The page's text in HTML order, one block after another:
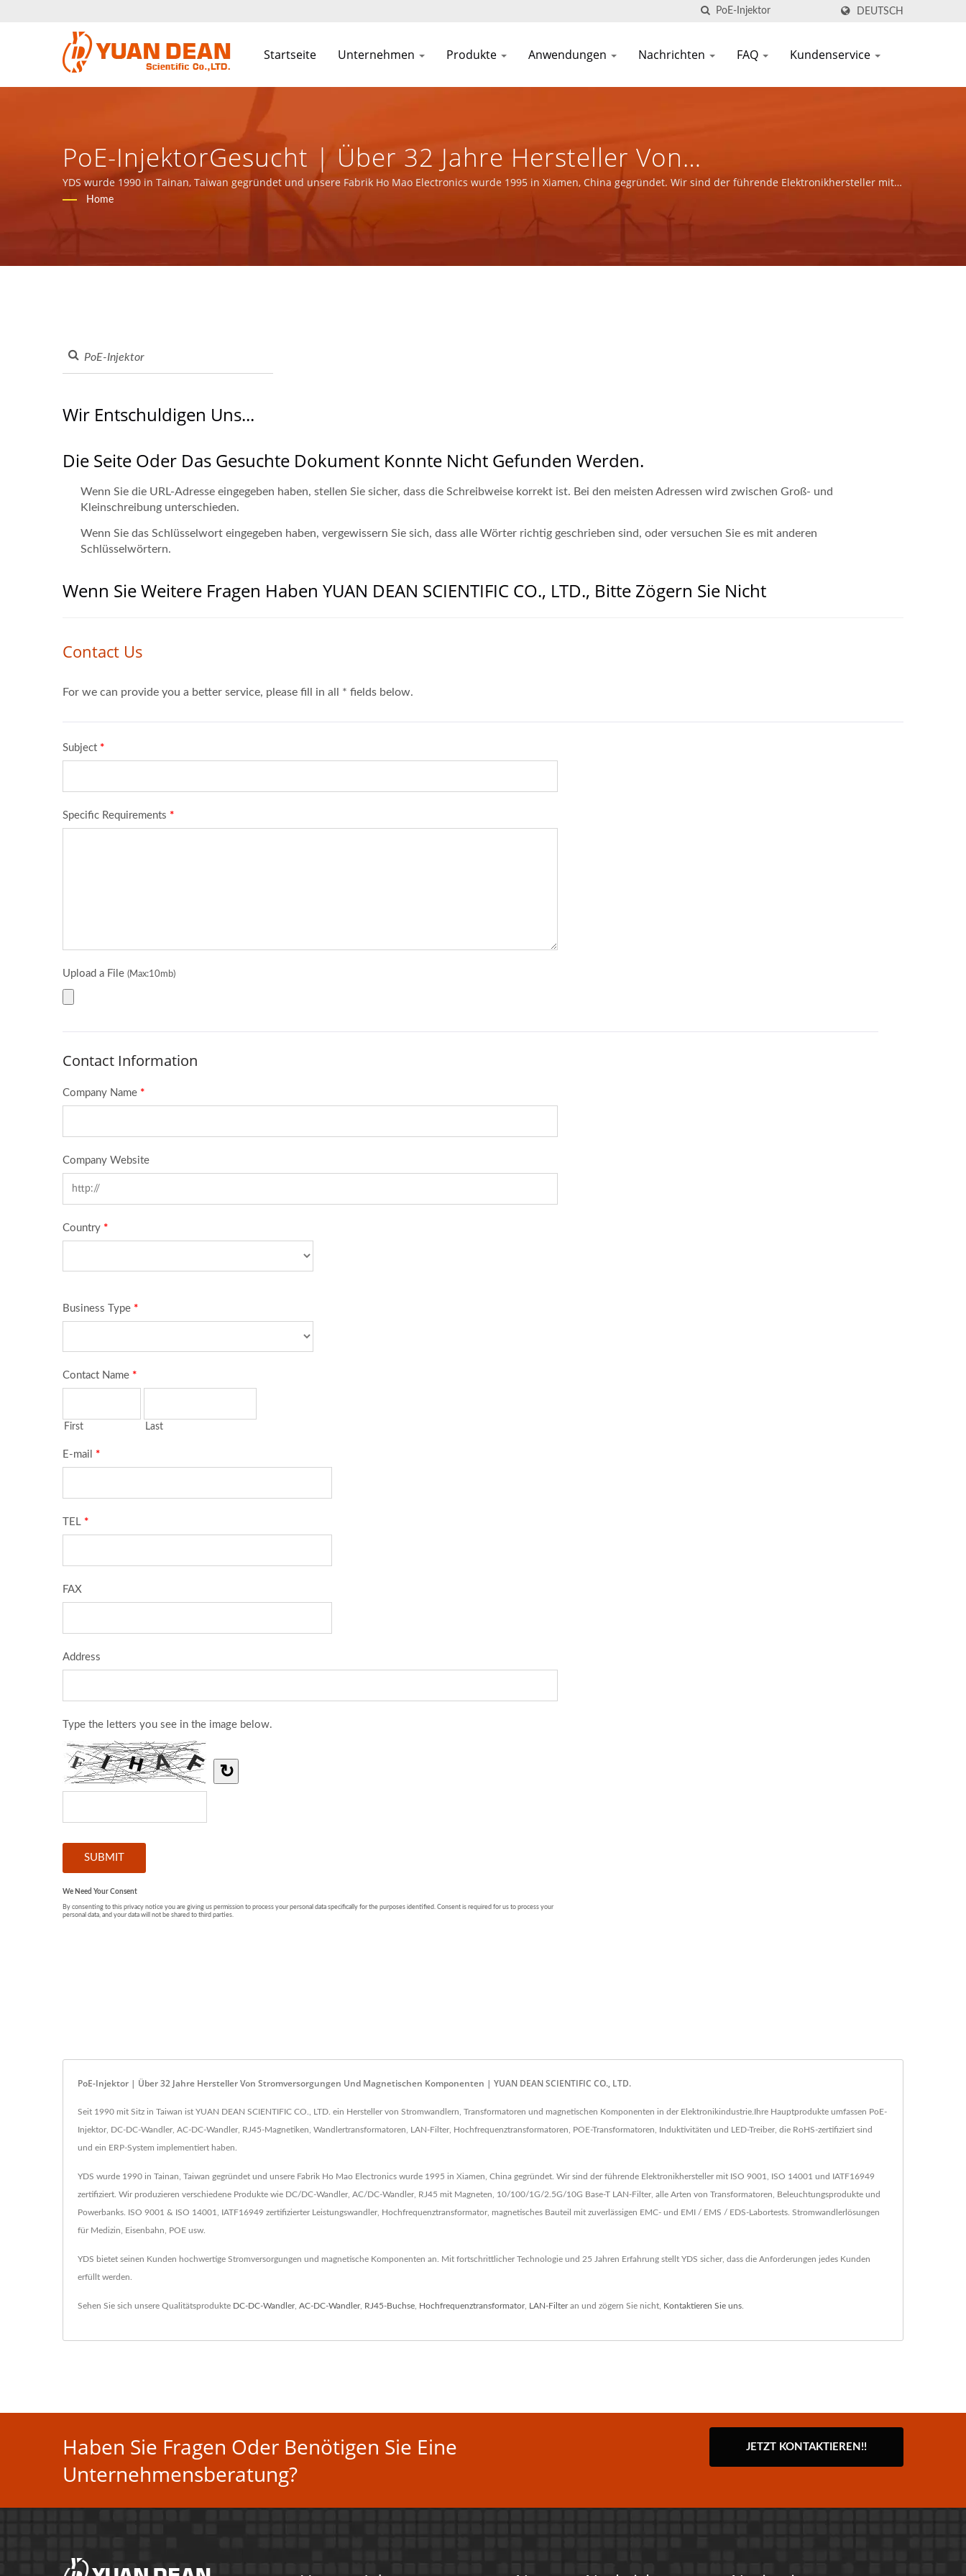
DEUTSCH
Startseite Unternehmen Produkte Anwendungen Nachrichten FAQ Kundenservice
PoE-InjektorGesucht | Über 32 Jahre Hersteller Von
Stromversorgungen Und Magnetischen Komponenten | YUAN DEAN
SCIENTIFIC CO., LTD.
YDS wurde 1990 in Tainan, Taiwan gegründet und unsere Fabrik Ho Mao Electronics wurde 1995 in Xiamen, China gegründet. Wir sind der führende Elektronikhersteller mit
ISO 9001, ISO 14001 und IATF16949 Zertifizierung.
Home
Wir Entschuldigen Uns...
Die Seite Oder Das Gesuchte Dokument Konnte Nicht Gefunden Werden.
Wenn Sie die URL-Adresse eingegeben haben, stellen Sie sicher, dass die Schreibweise korrekt ist. Bei den meisten Adressen wird zwischen Groß- und
Kleinschreibung unterschieden.
Wenn Sie das Schlüsselwort eingegeben haben, vergewissern Sie sich, dass alle Wörter richtig geschrieben sind, oder versuchen Sie es mit anderen
Schlüsselwörtern.
Wenn Sie Weitere Fragen Haben YUAN DEAN SCIENTIFIC CO., LTD., Bitte Zögern Sie Nicht
PoE-Injektor | Über 32 Jahre Hersteller Von Stromversorgungen Und Magnetischen Komponenten | YUAN DEAN SCIENTIFIC CO., LTD.
Seit 1990 mit Sitz in Taiwan ist YUAN DEAN SCIENTIFIC CO., LTD. ein Hersteller von Stromwandlern, Transformatoren und magnetischen Komponenten in der Elektronikindustrie.Ihre Hauptprodukte umfassen PoE-
Injektor, DC-DC-Wandler, AC-DC-Wandler, RJ45-Magnetiken, Wandlertransformatoren, LAN-Filter, Hochfrequenztransformatoren, POE-Transformatoren, Induktivitäten und LED-Treiber, die RoHS-zertifiziert sind
und ein ERP-System implementiert haben.
YDS wurde 1990 in Tainan, Taiwan gegründet und unsere Fabrik Ho Mao Electronics wurde 1995 in Xiamen, China gegründet. Wir sind der führende Elektronikhersteller mit ISO 9001, ISO 14001 und IATF16949
zertifiziert. Wir produzieren verschiedene Produkte wie DC/DC-Wandler, AC/DC-Wandler, RJ45 mit Magneten, 10/100/1G/2.5G/10G Base-T LAN-Filter, alle Arten von Transformatoren, Beleuchtungsprodukte und
Powerbanks. ISO 9001 & ISO 14001, IATF16949 zertifizierter Leistungswandler, Hochfrequenztransformator, magnetisches Bauteil mit zuverlässigen EMC- und EMI / EMS / EDS-Labortests. Stromwandlerlösungen
für Medizin, Eisenbahn, POE usw.
YDS bietet seinen Kunden hochwertige Stromversorgungen und magnetische Komponenten an. Mit fortschrittlicher Technologie und 25 Jahren Erfahrung stellt YDS sicher, dass die Anforderungen jedes Kunden
erfüllt werden.
Sehen Sie sich unsere Qualitätsprodukte DC-DC-Wandler, AC-DC-Wandler, RJ45-Buchse Hochfrequenztransformator, LAN-Filteran und zögern Sie nicht, Kontaktieren Sie uns
Haben Sie Fragen Oder Benötigen Sie Eine
Unternehmensberatung?
JETZT KONTAKTIEREN!!